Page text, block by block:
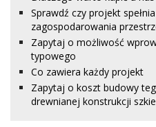
Sprawdź czy projekt
zagospodarowania
Zapytaj o możliwość
typowego
Co zawiera każdy projekt
Zapytaj o koszt budowy
drewnianej konstrukcji